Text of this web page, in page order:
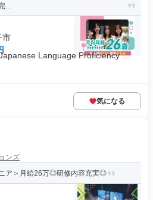
...
市
Language Proficiency ...
気になる
ンズ
ア＞月給26万◎研修内容充実◎